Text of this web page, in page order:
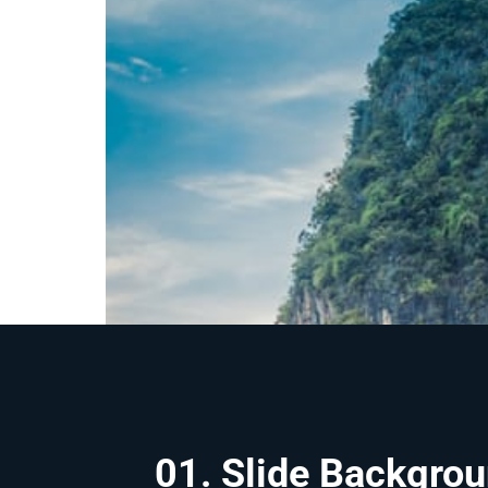
01. Slide